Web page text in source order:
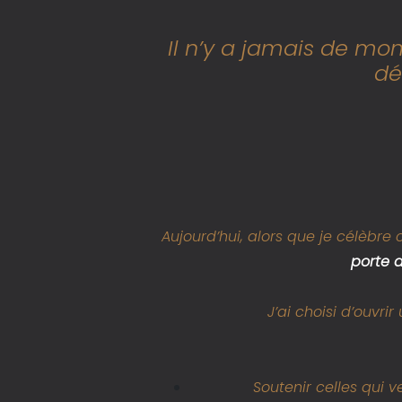
Il n’y a jamais de
Aujourd’hui, alors que je
porte
J’ai choisi
Soutenir celles qui